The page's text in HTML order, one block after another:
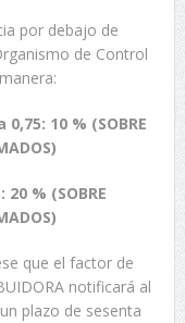
por debajo de
de Control
0,75: 10 % (SOBRE
20 % (SOBRE
que el factor de
notificará al
plazo de sesenta